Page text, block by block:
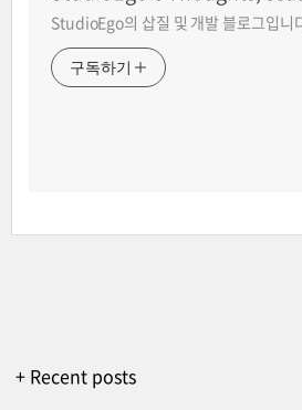
StudioEgo의 삽질 및 개발 블로그입니
구독하기
+ Recent posts